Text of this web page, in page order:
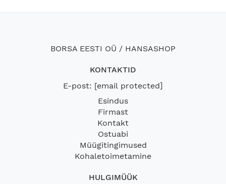
BORSA EESTI OÜ / HANSASHOP
KONTAKTID
E-post: [email protected]
Esindus
Firmast
Kontakt
Ostuabi
Müügitingimused
Kohaletoimetamine
HULGIMÜÜK